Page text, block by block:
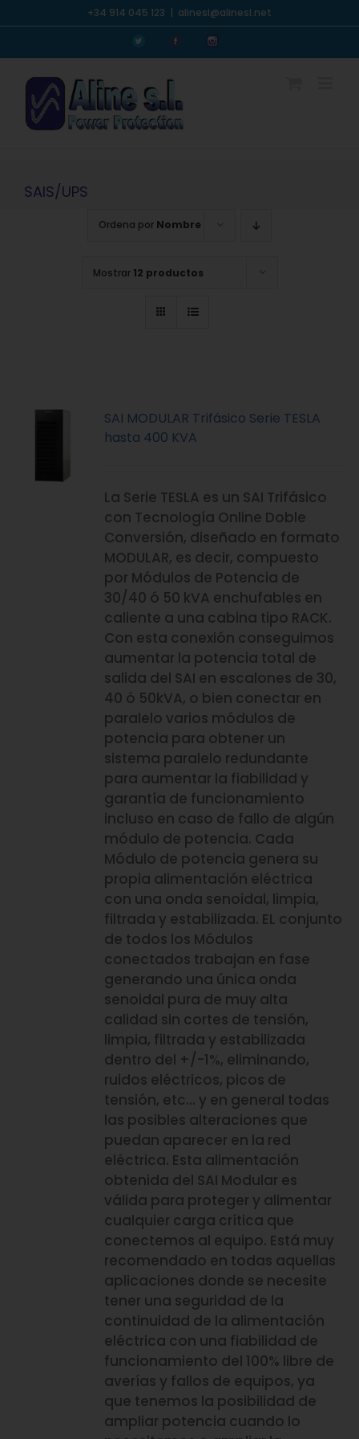
al
+34 914 045 123 | alinesl@alinesl.net
PersonalizadoPersonalizadoPersonalizado
SAIS/UPS
Ordena por Nombre
Mostrar 12 productos
SAI MODULAR Trifásico Serie TESLA
hasta 400 KVA
La Serie TESLA es un SAI Trifásico
con Tecnología Online Doble
Conversión, diseñado en formato
MODULAR, es decir, compuesto
por Módulos de Potencia de
30/40 ó 50 kVA enchufables en
caliente a una cabina tipo RACK.
Con esta conexión conseguimos
aumentar la potencia total de
salida del SAI en escalones de 30,
40 ó 50kVA, o bien conectar en
paralelo varios módulos de
potencia para obtener un
sistema paralelo redundante
para aumentar la fiabilidad y
garantía de funcionamiento
incluso en caso de fallo de algún
módulo de potencia. Cada
Módulo de potencia genera su
propia alimentación eléctrica
con una onda senoidal, limpia,
filtrada y estabilizada. EL conjunto
de todos los Módulos
conectados trabajan en fase
generando una única onda
senoidal pura de muy alta
calidad sin cortes de tensión,
limpia, filtrada y estabilizada
dentro del +/-1%, eliminando,
ruidos eléctricos, picos de
tensión, etc… y en general todas
las posibles alteraciones que
puedan aparecer en la red
eléctrica. Esta alimentación
obtenida del SAI Modular es
válida para proteger y alimentar
cualquier carga crítica que
conectemos al equipo. Está muy
recomendado en todas aquellas
aplicaciones donde se necesite
tener una seguridad de la
continuidad de la alimentación
eléctrica con una fiabilidad de
funcionamiento del 100% libre de
averías y fallos de equipos, ya
que tenemos la posibilidad de
ampliar potencia cuando lo